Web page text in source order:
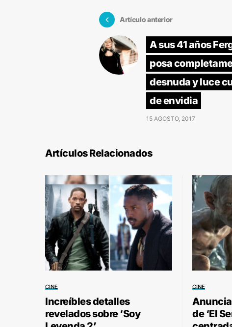
Artículo anterior
A sus 41 años
posa
desnuda y luce
de envidia
15 AGOSTO, 2017
Artículos Relacionados
CINE
Increíbles detalles
revelados sobre ‘Soy
CINE
de ‘El